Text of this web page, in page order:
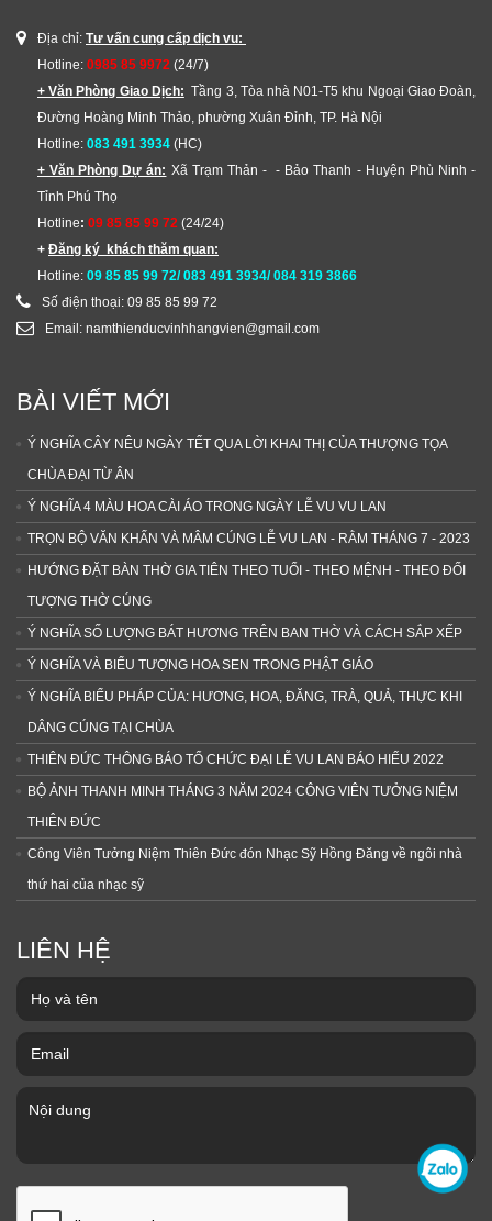
Địa chỉ: Tư vấn cung cấp dịch vu:
Hotline: 0985 85 9972 (24/7)
+ Văn Phòng Giao Dịch: Tầng 3, Tòa nhà N01-T5 khu Ngoại Giao Đoàn,
Đường Hoàng Minh Thảo, phường Xuân Đỉnh, TP. Hà Nội
Hotline: 083 491 3934 (HC)
+ Văn Phòng Dự án: Xã Trạm Thản - - Bảo Thanh - Huyện Phù Ninh -
Tỉnh Phú Thọ
Hotline: 09 85 85 99 72 (24/24)
+ Đăng ký khách thăm quan:
Hotline: 09 85 85 99 72/ 083 491 3934/ 084 319 3866
Số điện thoại: 09 85 85 99 72
Email: namthienducvinhhangvien@gmail.com
BÀI VIẾT MỚI
Ý NGHĨA CÂY NÊU NGÀY TẾT QUA LỜI KHAI THỊ CỦA THƯỢNG TỌA
CHÙA ĐẠI TỪ ÂN
Ý NGHĨA 4 MÀU HOA CÀI ÁO TRONG NGÀY LỄ VU VU LAN
TRỌN BỘ VĂN KHẤN VÀ MÂM CÚNG LỄ VU LAN - RẰM THÁNG 7 - 2023
HƯỚNG ĐẶT BÀN THỜ GIA TIÊN THEO TUỔI - THEO MỆNH - THEO ĐỐI
TƯỢNG THỜ CÚNG
Ý NGHĨA SỐ LƯỢNG BÁT HƯƠNG TRÊN BAN THỜ VÀ CÁCH SẮP XẾP
Ý NGHĨA VÀ BIỂU TƯỢNG HOA SEN TRONG PHẬT GIÁO
Ý NGHĨA BIỂU PHÁP CỦA: HƯƠNG, HOA, ĐĂNG, TRÀ, QUẢ, THỰC KHI
DÂNG CÚNG TẠI CHÙA
THIÊN ĐỨC THÔNG BÁO TỔ CHỨC ĐẠI LỄ VU LAN BÁO HIẾU 2022
BỘ ẢNH THANH MINH THÁNG 3 NĂM 2024 CÔNG VIÊN TƯỞNG NIỆM
THIÊN ĐỨC
Công Viên Tưởng Niệm Thiên Đức đón Nhạc Sỹ Hồng Đăng về ngôi nhà
thứ hai của nhạc sỹ
LIÊN HỆ